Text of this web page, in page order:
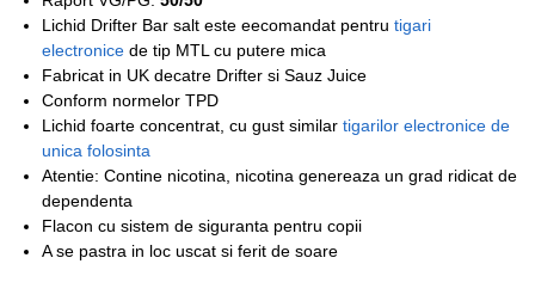
Lichid Drifter Bar salt este eecomandat pentru tigari
electronice de tip MTL cu putere mica
Fabricat in UK decatre Drifter si Sauz Juice
Conform normelor TPD
Lichid foarte concentrat, cu gust similar tigarilor electronice de
unica folosinta
Atentie: Contine nicotina, nicotina genereaza un grad ridicat de
dependenta
Flacon cu sistem de siguranta pentru copii
A se pastra in loc uscat si ferit de soare